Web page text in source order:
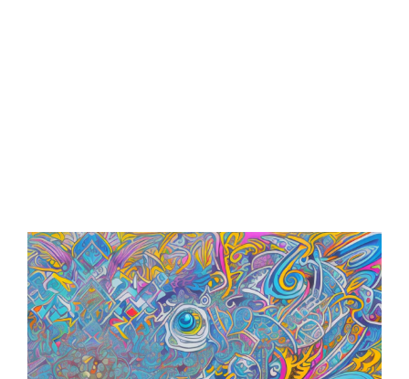
Zeige
grösseres
Bild